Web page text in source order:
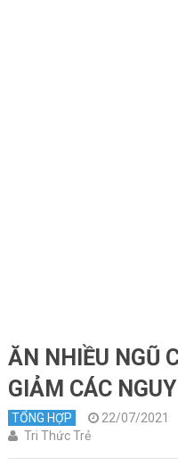
ĂN NHIỀU NGŨ
GIẢM CÁC
TỔNG HỢP 22/07/2021
Tri Thức Trẻ